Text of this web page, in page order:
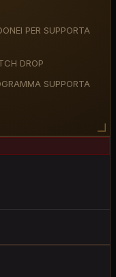
PER SUPPORTA
DROP
SUPPORTA